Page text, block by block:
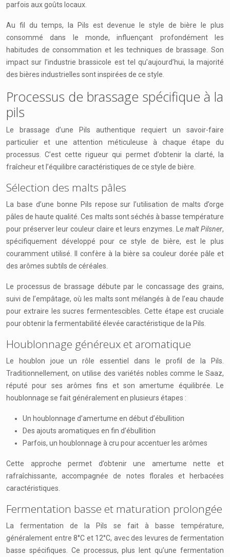
parfois aux goûts locaux.
Au fil du temps, la Pils est devenue le style de bière le plus
consommé dans le monde, influençant profondément les
habitudes de consommation et les techniques de brassage. Son
impact sur l’industrie brassicole est tel qu’aujourd’hui, la majorité
des bières industrielles sont inspirées de ce style.
Processus de brassage spécifique à la
pils
Le brassage d’une Pils authentique requiert un savoir-faire
particulier et une attention méticuleuse à chaque étape du
processus. C’est cette rigueur qui permet d’obtenir la clarté, la
fraîcheur et l’équilibre caractéristiques de ce style de bière.
Sélection des malts pâles
La base d’une bonne Pils repose sur l’utilisation de malts d’orge
pâles de haute qualité. Ces malts sont séchés à basse température
pour préserver leur couleur claire et leurs enzymes. Lemalt Pilsner,
spécifiquement développé pour ce style de bière, est le plus
couramment utilisé. Il confère à la bière sa couleur dorée pâle et
des arômes subtils de céréales.
Le processus de brassage débute par le concassage des grains,
suivi de l’empâtage, où les malts sont mélangés à de l’eau chaude
pour extraire les sucres fermentescibles. Cette étape est cruciale
pour obtenir la fermentabilité élevée caractéristique de la Pils.
Houblonnage généreux et aromatique
Le houblon joue un rôle essentiel dans le profil de la Pils.
Traditionnellement, on utilise des variétés nobles comme le Saaz,
réputé pour ses arômes fins et son amertume équilibrée. Le
houblonnage se fait généralement en plusieurs étapes :
Un houblonnage d’amertume en début d’ébullition
Des ajouts aromatiques en fin d’ébullition
Parfois, un houblonnage à cru pour accentuer les arômes
Cette approche permet d’obtenir une amertume nette et
rafraîchissante, accompagnée de notes florales et herbacées
caractéristiques.
Fermentation basse et maturation prolongée
La fermentation de la Pils se fait à basse température,
généralement entre 8°C et 12°C, avec des levures de fermentation
basse spécifiques. Ce processus, plus lent qu’une fermentation